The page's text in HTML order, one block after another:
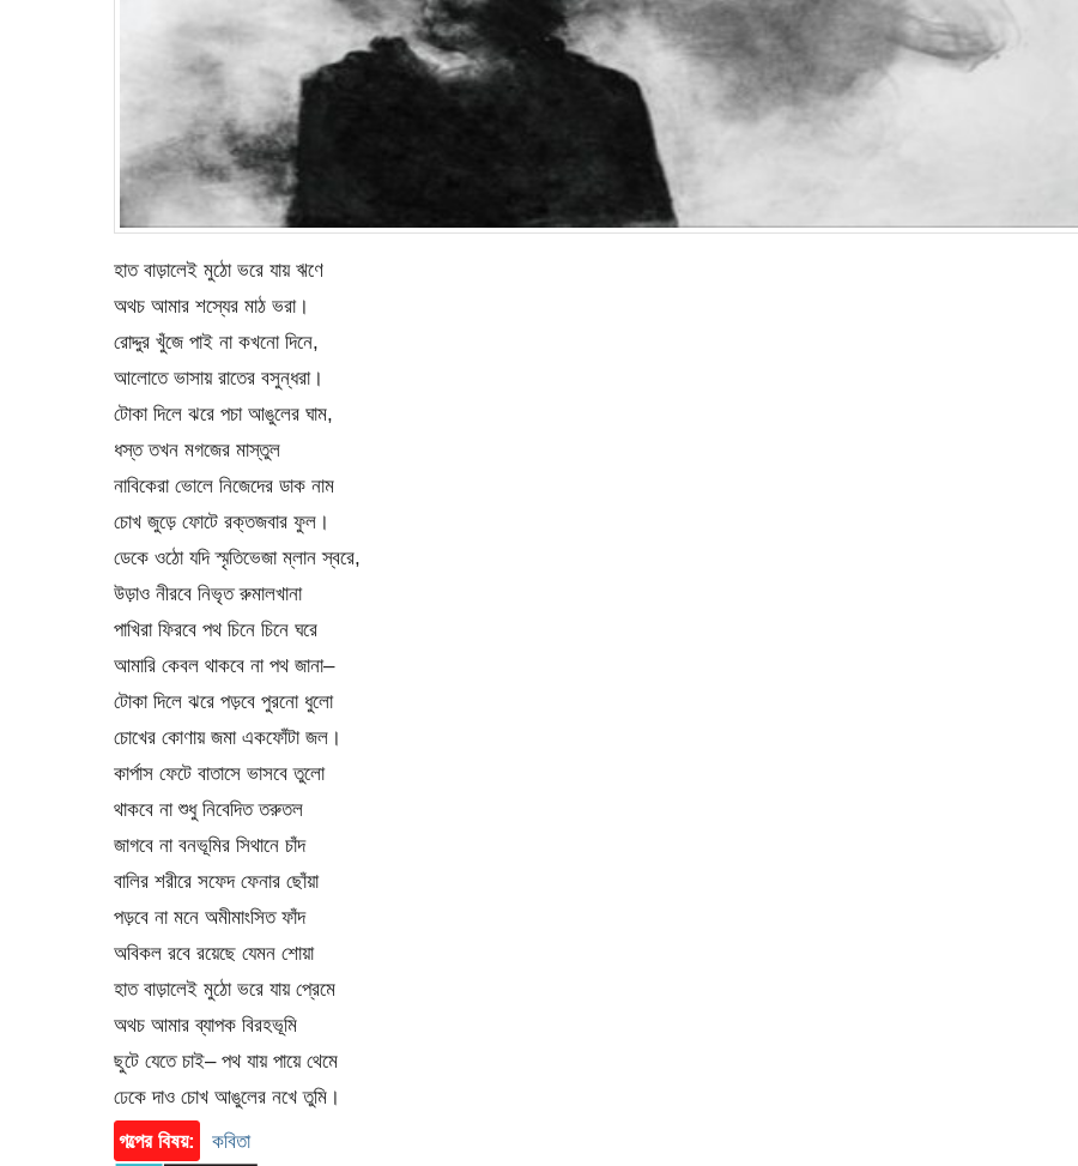
হাত বাড়ালেই মুঠো ভরে যায় ঋণে
অথচ আমার শস্যের মাঠ ভরা।
রোদ্দুর খুঁজে পাই না কখনো দিনে,
আলোতে ভাসায় রাতের বসুন্ধরা।
টোকা দিলে ঝরে পচা আঙুলের ঘাম,
ধস্ত তখন মগজের মাস্তুল
নাবিকেরা ভোলে নিজেদের ডাক নাম
চোখ জুড়ে ফোটে রক্তজবার ফুল।
ডেকে ওঠো যদি স্মৃতিভেজা ম্লান স্বরে,
উড়াও নীরবে নিভৃত রুমালখানা
পাখিরা ফিরবে পথ চিনে চিনে ঘরে
আমারি কেবল থাকবে না পথ জানা–
টোকা দিলে ঝরে পড়বে পুরনো ধুলো
চোখের কোণায় জমা একফোঁটা জল।
কার্পাস ফেটে বাতাসে ভাসবে তুলো
থাকবে না শুধু নিবেদিত তরুতল
জাগবে না বনভূমির সিথানে চাঁদ
বালির শরীরে সফেদ ফেনার ছোঁয়া
পড়বে না মনে অমীমাংসিত ফাঁদ
অবিকল রবে রয়েছে যেমন শোয়া
হাত বাড়ালেই মুঠো ভরে যায় প্রেমে
অথচ আমার ব্যাপক বিরহভূমি
ছুটে যেতে চাই– পথ যায় পায়ে থেমে
ঢেকে দাও চোখ আঙুলের নখে তুমি।
গল্পের বিষয়:
কবিতা